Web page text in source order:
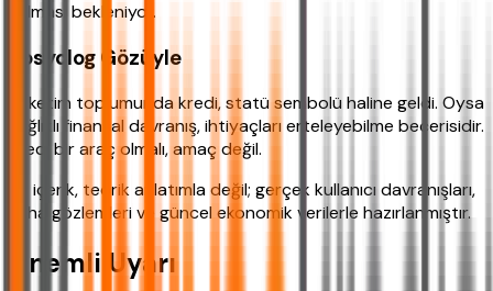
kalması bekleniyor.
Sosyolog Gözüyle
Tüketim toplumunda kredi, statü sembolü haline geldi. Oysa
sağlıklı finansal davranış, ihtiyaçları erteleyebilme becerisidir.
Kredi bir araç olmalı, amaç değil.
Bu içerik, teorik anlatımla değil; gerçek kullanıcı davranışları,
saha gözlemleri ve güncel ekonomik verilerle hazırlanmıştır.
Önemli Uyarı